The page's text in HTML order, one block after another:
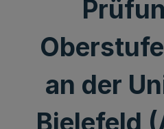
an der
Bielefeld